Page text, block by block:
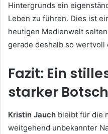
Hintergrunds ein
Leben zu führen. Dies ist
heutigen Medienwelt
gerade deshalb so wertvoll
Fazit: Ein
starker
Kristin Jauch bleibt für die
weitgehend unbekannter